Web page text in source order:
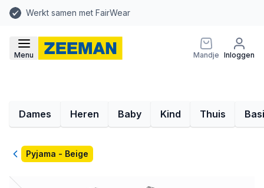
Werkt samen met FairWear
Menu Mandje Inloggen
Dames Heren Baby Kind Thuis
TerugPyjama - Beige